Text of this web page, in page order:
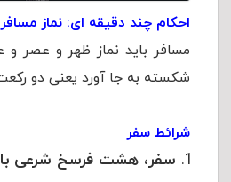
احکام چند دقیقه ای: نماز
مسافر باید نماز ظهر و عصر
شکسته به جا آورد یعنی دو
شرائط سفر
سفر، هشت فرسخ شرعی